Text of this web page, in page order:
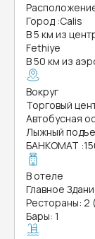
Город :Calis
В 5 км из
Fethiye
В 50 км из
Вокруг
Торговый
Автобусная
Лыжный
БАНКОМАТ :
В отеле
Главное
Рестораны: 2
Бары: 1